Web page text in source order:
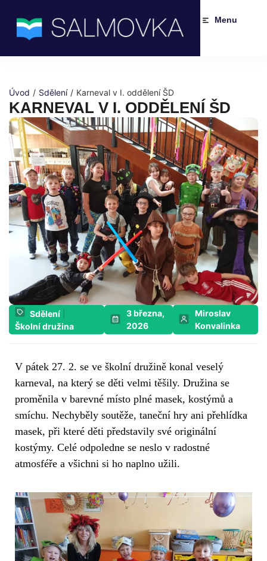
Menu
Úvod / Sdělení / Karneval v I. oddělení ŠD
KARNEVAL V I. ODDĚLENÍ ŠD
Sdělení
Školní družina
3 března,
2026
Miroslav
Konvalinka
V pátek 27. 2. se ve školní družině konal veselý
karneval, na který se děti velmi těšily. Družina se
proměnila v barevné místo plné masek, kostýmů a
smíchu. Nechyběly soutěže, taneční hry ani přehlídka
masek, při které děti představily své originální
kostýmy. Celé odpoledne se neslo v radostné
atmosféře a všichni si ho naplno užili.